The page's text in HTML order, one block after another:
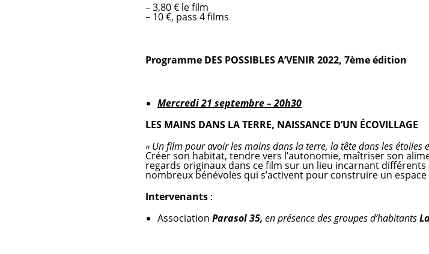
– 3,80 € le film
– 10 €, pass 4 films
Programme DES POSSIBLES A’VENIR 2022, 7èmeédition
Mercredi 21 septembre – 20h30
LES MAINS DANS LA TERRE, NAISSANCE D’UN ÉCOVILLAGE
« Un film pour avoir les mains dans la terre, la tête dans les étoiles
Créer son habitat, tendre vers l’autonomie, maîtriser son
regards originaux dans ce film sur un lieu incarnant différents
nombreux bénévoles qui s’activent pour construire un espace
Intervenants :
Association Parasol 35, en présence des groupes d’habitants